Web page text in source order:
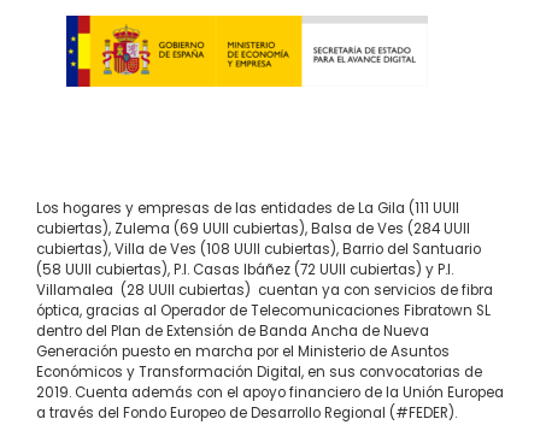
Los hogares y empresas de las entidades de La Gila (111 UUII
cubiertas), Zulema (69 UUII cubiertas), Balsa de Ves (284 UUII
cubiertas), Villa de Ves (108 UUII cubiertas), Barrio del Santuario
(58 UUII cubiertas), P.I. Casas Ibáñez (72 UUII cubiertas) y P.I.
Villamalea (28 UUII cubiertas) cuentan ya con servicios de fibra
óptica, gracias al Operador de Telecomunicaciones Fibratown SL
dentro del Plan de Extensión de Banda Ancha de Nueva
Generación puesto en marcha por el Ministerio de Asuntos
Económicos y Transformación Digital, en sus convocatorias de
2019. Cuenta además con el apoyo financiero de la Unión Europea
a través del Fondo Europeo de Desarrollo Regional (#FEDER).